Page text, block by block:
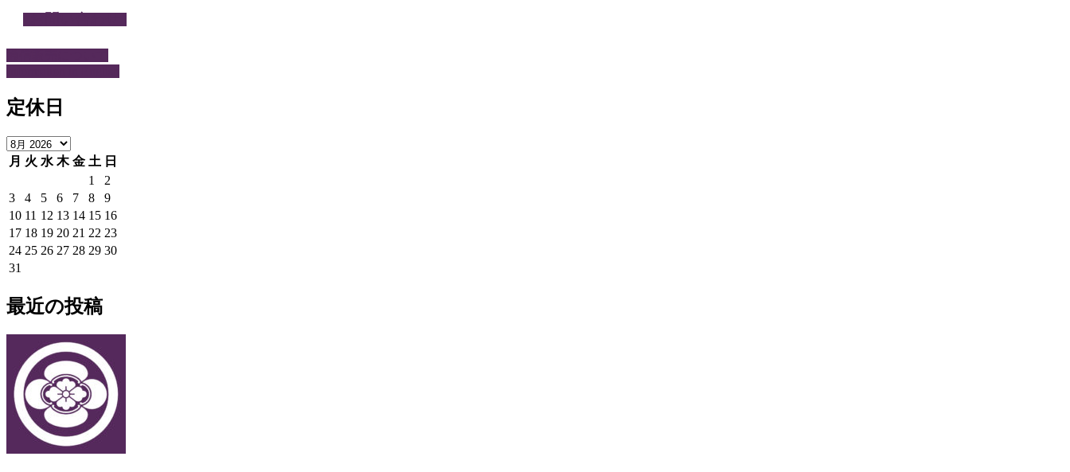
定休日
月 火 水 木 金 土 日
1
2
3
4 5 6 7 8
9
10 11 12 13 14 15 16
17 18 19 20 21 22 23
24 25 26 27 28 29 30
31
最近の投稿